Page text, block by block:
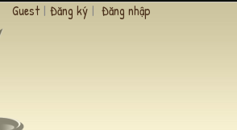
Guest | Đăng ký | Đăng nhập